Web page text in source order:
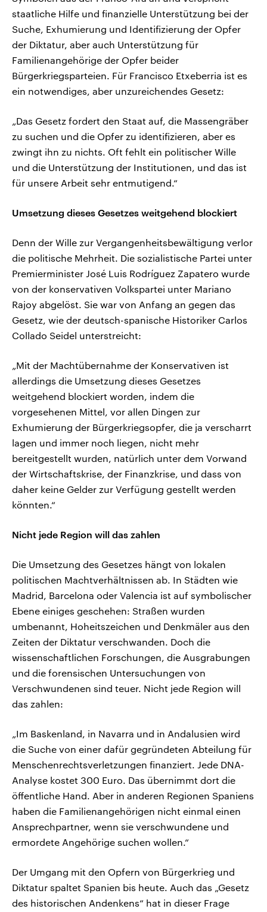
staatliche Hilfe und finanzielle Unterstützung bei der
Suche, Exhumierung und Identifizierung der Opfer
der Diktatur, aber auch Unterstützung für
Familienangehörige der Opfer beider
Bürgerkriegsparteien. Für Francisco Etxeberria ist es
ein notwendiges, aber unzureichendes Gesetz:
„Das Gesetz fordert den Staat auf, die Massengräber
zu suchen und die Opfer zu identifizieren, aber es
zwingt ihn zu nichts. Oft fehlt ein politischer Wille
und die Unterstützung der Institutionen, und das ist
für unsere Arbeit sehr entmutigend.“
Umsetzung dieses Gesetzes weitgehend blockiert
Denn der Wille zur Vergangenheitsbewältigung verlor
die politische Mehrheit. Die sozialistische Partei unter
Premierminister José Luis Rodríguez Zapatero wurde
von der konservativen Volkspartei unter Mariano
Rajoy abgelöst. Sie war von Anfang an gegen das
Gesetz, wie der deutsch-spanische Historiker Carlos
Collado Seidel unterstreicht:
„Mit der Machtübernahme der Konservativen ist
allerdings die Umsetzung dieses Gesetzes
weitgehend blockiert worden, indem die
vorgesehenen Mittel, vor allen Dingen zur
Exhumierung der Bürgerkriegsopfer, die ja verscharrt
lagen und immer noch liegen, nicht mehr
bereitgestellt wurden, natürlich unter dem Vorwand
der Wirtschaftskrise, der Finanzkrise, und dass von
daher keine Gelder zur Verfügung gestellt werden
könnten.“
Nicht jede Region will das zahlen
Die Umsetzung des Gesetzes hängt von lokalen
politischen Machtverhältnissen ab. In Städten wie
Madrid, Barcelona oder Valencia ist auf symbolischer
Ebene einiges geschehen: Straßen wurden
umbenannt, Hoheitszeichen und Denkmäler aus den
Zeiten der Diktatur verschwanden. Doch die
wissenschaftlichen Forschungen, die Ausgrabungen
und die forensischen Untersuchungen von
Verschwundenen sind teuer. Nicht jede Region will
das zahlen:
„Im Baskenland, in Navarra und in Andalusien wird
die Suche von einer dafür gegründeten Abteilung für
Menschenrechtsverletzungen finanziert. Jede DNA-
Analyse kostet 300 Euro. Das übernimmt dort die
öffentliche Hand. Aber in anderen Regionen Spaniens
haben die Familienangehörigen nicht einmal einen
Ansprechpartner, wenn sie verschwundene und
ermordete Angehörige suchen wollen.“
Der Umgang mit den Opfern von Bürgerkrieg und
Diktatur spaltet Spanien bis heute. Auch das „Gesetz
des historischen Andenkens“ hat in dieser Frage